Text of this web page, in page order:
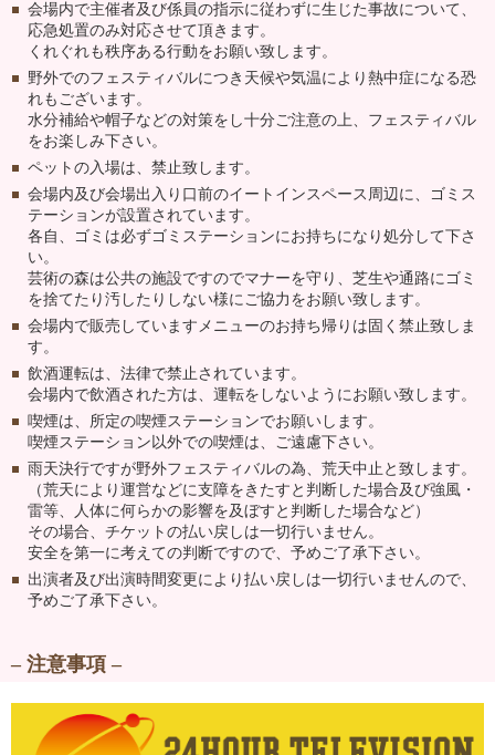
会場内で主催者及び係員の指示に従わずに生じた事故について、
応急処置のみ対応させて頂きます。
くれぐれも秩序ある行動をお願い致します。
野外でのフェスティバルにつき天候や気温により熱中症になる恐
れもございます。
水分補給や帽子などの対策をし十分ご注意の上、フェスティバル
をお楽しみ下さい。
ペットの入場は、禁止致します。
会場内及び会場出入り口前のイートインスペース周辺に、ゴミス
テーションが設置されています。
各自、ゴミは必ずゴミステーションにお持ちになり処分して下さ
い。
芸術の森は公共の施設ですのでマナーを守り、芝生や通路にゴミ
を捨てたり汚したりしない様にご協力をお願い致します。
会場内で販売していますメニューのお持ち帰りは固く禁止致しま
す。
飲酒運転は、法律で禁止されています。
会場内で飲酒された方は、運転をしないようにお願い致します。
喫煙は、所定の喫煙ステーションでお願いします。
喫煙ステーション以外での喫煙は、ご遠慮下さい。
雨天決行ですが野外フェスティバルの為、荒天中止と致します。
（荒天により運営などに支障をきたすと判断した場合及び強風・
雷等、人体に何らかの影響を及ぼすと判断した場合など）
その場合、チケットの払い戻しは一切行いません。
安全を第一に考えての判断ですので、予めご了承下さい。
出演者及び出演時間変更により払い戻しは一切行いませんので、
予めご了承下さい。
– 注意事項 –